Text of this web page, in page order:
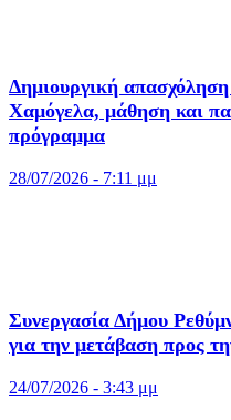
Δημιουργική
Χαμόγελα, μάθηση και
πρόγραμμα
28/07/2026 - 7:11 μμ
Συνεργασία Δήμου
για την μετάβαση προς
24/07/2026 - 3:43 μμ